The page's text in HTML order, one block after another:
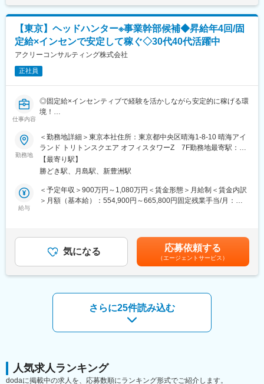
の知名度と信頼度は非常に高いです！
■組織構成：
キャリアアドバイザーは全体で15名弱。1チーム3～4名程度で構
成されています。各チームにリーダーが1名おります。
■当社について
大化することを目指しています。
カウトを実施。経営者の代理人として、候補者へ企業の成長戦略/
競合優位性/ミッション/待遇面などを説明。
（3）面談：企業経営者と候補者の仲人役として面談をサポート。
また、最終的な条件面のすり合わせも代理人として行ないます。
※クライアント企業は上場企業や中小企業、ベンチャー、地場の優
良企業と様々です。
■魅力
【企業と候補者の未来を創出】
・企業側へは優秀な即戦力人材獲得による売上利益拡大や経営課
の改善といったメリットをもたらす出会いを自身の力で生み出す
ことがやりがいでもあり、大きな魅力です。
・同社が大事にしていることは、「企業の成長」と「候補者の納
得感」であるため、「無理に転職を促す」ということはせず、双
績数字だけでなく、過程でのKPIも重視し評価を実施します。
【ハイクラスなビジネススキル・交渉力が磨かれます】
・企業には面談形式やプレゼン内容など、採用戦術をアドバイ
ス。候補者の実績やスキルから、提示条件の具体的な提案も行い
ます。候補者に対してもどう口説けばよいか常に考えるので、交
渉力が磨かれます。
変更の範囲：会社の定める業務
る可能性があります。月給(月額)は固定手当を含めた表記です。
【東京】ヘッドハンター※事業幹部候補◆昇給年4回/固
定給×インセンで安定して稼ぐ◇30代40代活躍中
アクリーコンサルティング株式会社
正社員
仕事内容
◎固定給×インセンティブで経験を活かしながら安定的に稼げる環
境！
ありなど働きやすい環境／ご家庭と両立する社員も多数！
◎裁量を持った働き方が可能／ポストに就ける可能性あり
■仕事内容
企業経営者の課題解決の戦略パートナーとして、ヘッドハンティ
ングによる即戦力人材の獲得支援を行います。(サーチ型人材紹介
サービスです)
■業務詳細
（1）新規開拓：顧客の情報や業界動向を調査し、人材採用におけ
る課題を分析。その解決のための戦略や獲得すべき人材について
カウトを実施。経営者の代理人として、候補者へ企業の成長戦略/
競合優位性/ミッション/待遇面などを説明。
（3）面談：企業経営者と候補者の仲人役として面談をサポート。
また、最終的な条件面のすり合わせも代理人として行ないます。
※クライアント企業は上場企業や中小企業、ベンチャー、地場の優
■魅力
【企業と候補者の未来を創出】
勤務地
＜勤務地詳細＞東京本社住所：東京都中央区晴海1-8-10 晴海アイ
ランド トリトンスクエア オフィスタワーZ 7F勤務地最寄駅：都
営大江戸線／勝どき駅受動喫煙対策：敷地内全面禁煙変更の範
囲：会社の定める事業所
【最寄り駅】
勝どき駅、月島駅、新豊洲駅
給与
＜予定年収＞900万円～1,080万円＜賃金形態＞月給制＜賃金内訳
＞月額（基本給）：554,900円～665,800円固定残業手当/月：
給与詳細は経験・スキル等を考慮の上、決定します。■昇給（査
定）：年4回■賞与：年2回 ※実績に基づくインセンティブとなり
ます。賃金はあくまでも目安の金額であり、選考を通じて上下す
る可能性があります。月給(月額)は固定手当を含めた表記です。
気になる 応募依頼する
（エージェントサービス）
さらに25件読み込む
人気求人ランキング
dodaに掲載中の求人を、応募数順にランキング形式でご紹介します。